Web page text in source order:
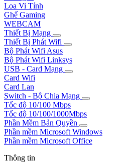
Loa Vi Tính
Ghế Gaming
WEBCAM
Thiết Bị Mạng
Thiết Bị Phát Wifi
Bộ Phát Wifi Asus
Bộ Phát Wifi Linksys
USB - Card Mạng
Card Wifi
Card Lan
Switch - Bộ Chia Mạng
Tốc độ 10/100 Mbps
Tốc độ 10/100/1000Mbps
Phần Mềm Bản Quyền
Phần mềm Microsoft Windows
Phần mềm Microsoft Office
Thông tin